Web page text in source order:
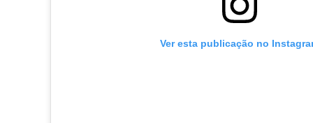
Ver esta publicação no